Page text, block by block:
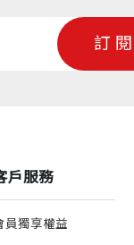
訂閱
戶服務
員獨享權益